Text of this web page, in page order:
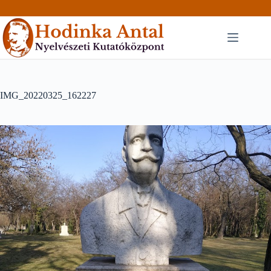
to
content
IMG_20220325_162227